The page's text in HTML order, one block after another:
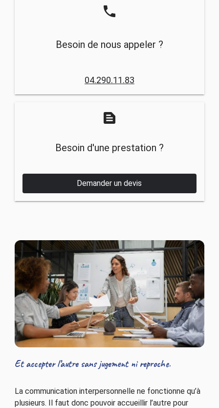
phone
Besoin de nous appeler ?
04.290.11.83
text_snippet
Besoin d'une prestation ?
Demander un devis
Et accepter l’autre sans jugement ni reproche.
La communication interpersonnelle ne fonctionne qu’à
plusieurs. Il faut donc pouvoir accueillir l’autre pour